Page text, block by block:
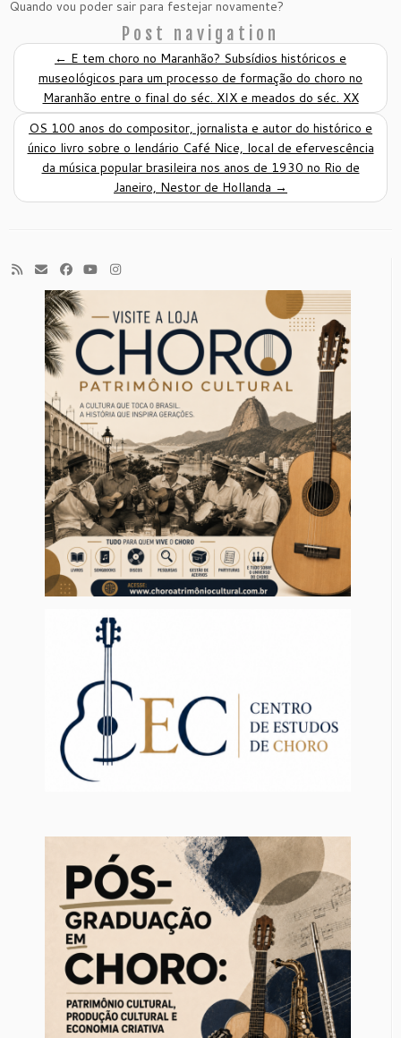
Quando vou poder sair para festejar novamente?
Post navigation
← E tem choro no Maranhão? Subsídios históricos e
museológicos para um processo de formação do choro no
Maranhão entre o final do séc. XIX e meados do séc. XX
OS 100 anos do compositor, jornalista e autor do histórico e
único livro sobre o lendário Café Nice, local de efervescência
da música popular brasileira nos anos de 1930 no Rio de
Janeiro, Nestor de Hollanda →